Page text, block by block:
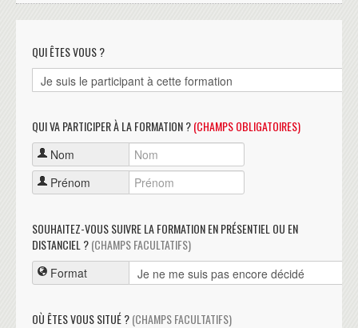
QUI ÊTES VOUS ?
QUI VA PARTICIPER À LA FORMATION ?(CHAMPS OBLIGATOIRES)
Nom
Prénom
SOUHAITEZ-VOUS SUIVRE LA FORMATION EN PRÉSENTIEL OU EN
DISTANCIEL ?(CHAMPS FACULTATIFS)
Format
OÙ ÊTES VOUS SITUÉ ?(CHAMPS FACULTATIFS)